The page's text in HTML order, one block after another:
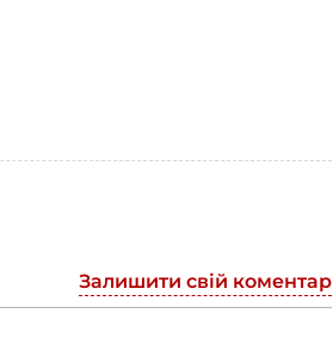
Залишити свій коментар